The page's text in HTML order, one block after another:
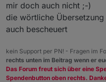
mir doch auch nicht ;-)
die wörtliche
auch bescheuert
kein Support per PN! - Fragen im
rechts unten im Beitrag wenn er
Das Forum freut sich über eine
Spendenbutton oben rechts.